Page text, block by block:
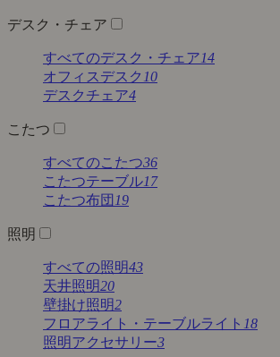
デスク・チェア
すべてのデスク・チェア14
オフィスデスク 10
デスクチェア4
こたつ
すべてのこたつ36
こたつテーブル17
こたつ布団 19
照明
すべての照明43
天井照明20
壁掛け照明2
フロアライト・テーブルライト 18
照明アクセサリー3